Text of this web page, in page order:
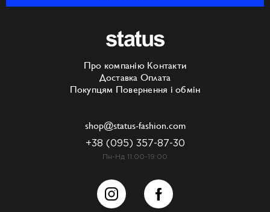
Про компанію Контакти
Доставка Оплата
Покупцям Повернення і обмін
shop@status-fashion.com
+38 (095) 357-87-30
Пн-Нд 11:00-19:00